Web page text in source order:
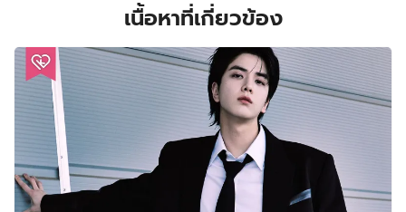
เนื้อหาที่เกี่ยวข้อง